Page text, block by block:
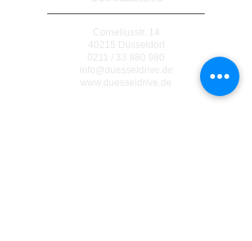
Corneliusstr. 14
40215 Düsseldorf
0211 / 33 980 980
info@duesseldrive.de
www.duesseldrive.de